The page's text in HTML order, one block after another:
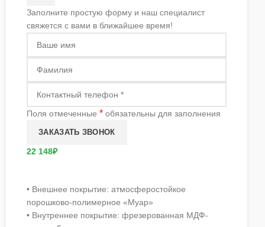
Заполните простую форму и наш специалист
свяжется с вами в ближайшее время!
Поля отмеченные * обязательны для заполнения
22 148₽
• Внешнее покрытие: атмосферостойкое
порошково-полимерное «Муар»
• Внутреннее покрытие: фрезерованная МДФ-